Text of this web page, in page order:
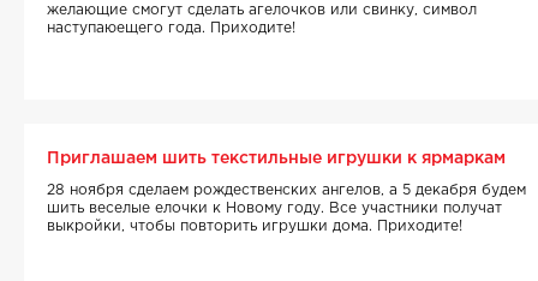
желающие смогут сделать агелочков или свинку, символ
наступаюещего года. Приходите!
Приглашаем шить текстильные игрушки к ярмаркам
28 ноября сделаем рождественских ангелов, а 5 декабря будем
шить веселые елочки к Новому году. Все участники получат
выкройки, чтобы повторить игрушки дома. Приходите!